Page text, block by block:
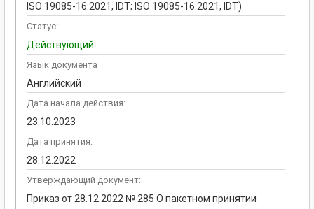
ISO 19085-16:2021, IDT; ISO 19085-16:2021, IDT)
Статус:
Действующий
Язык документа
Английский
Дата начала действия:
23.10.2023
Дата принятия:
28.12.2022
Утверждающий документ:
Приказ от 28.12.2022 № 285 О пакетном принятии